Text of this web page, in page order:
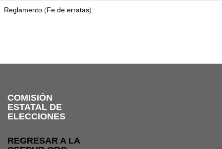
Reglamento (Fe de erratas)
COMISIÓN
ESTATAL DE
ELECCIONES
REGRESAR A LA